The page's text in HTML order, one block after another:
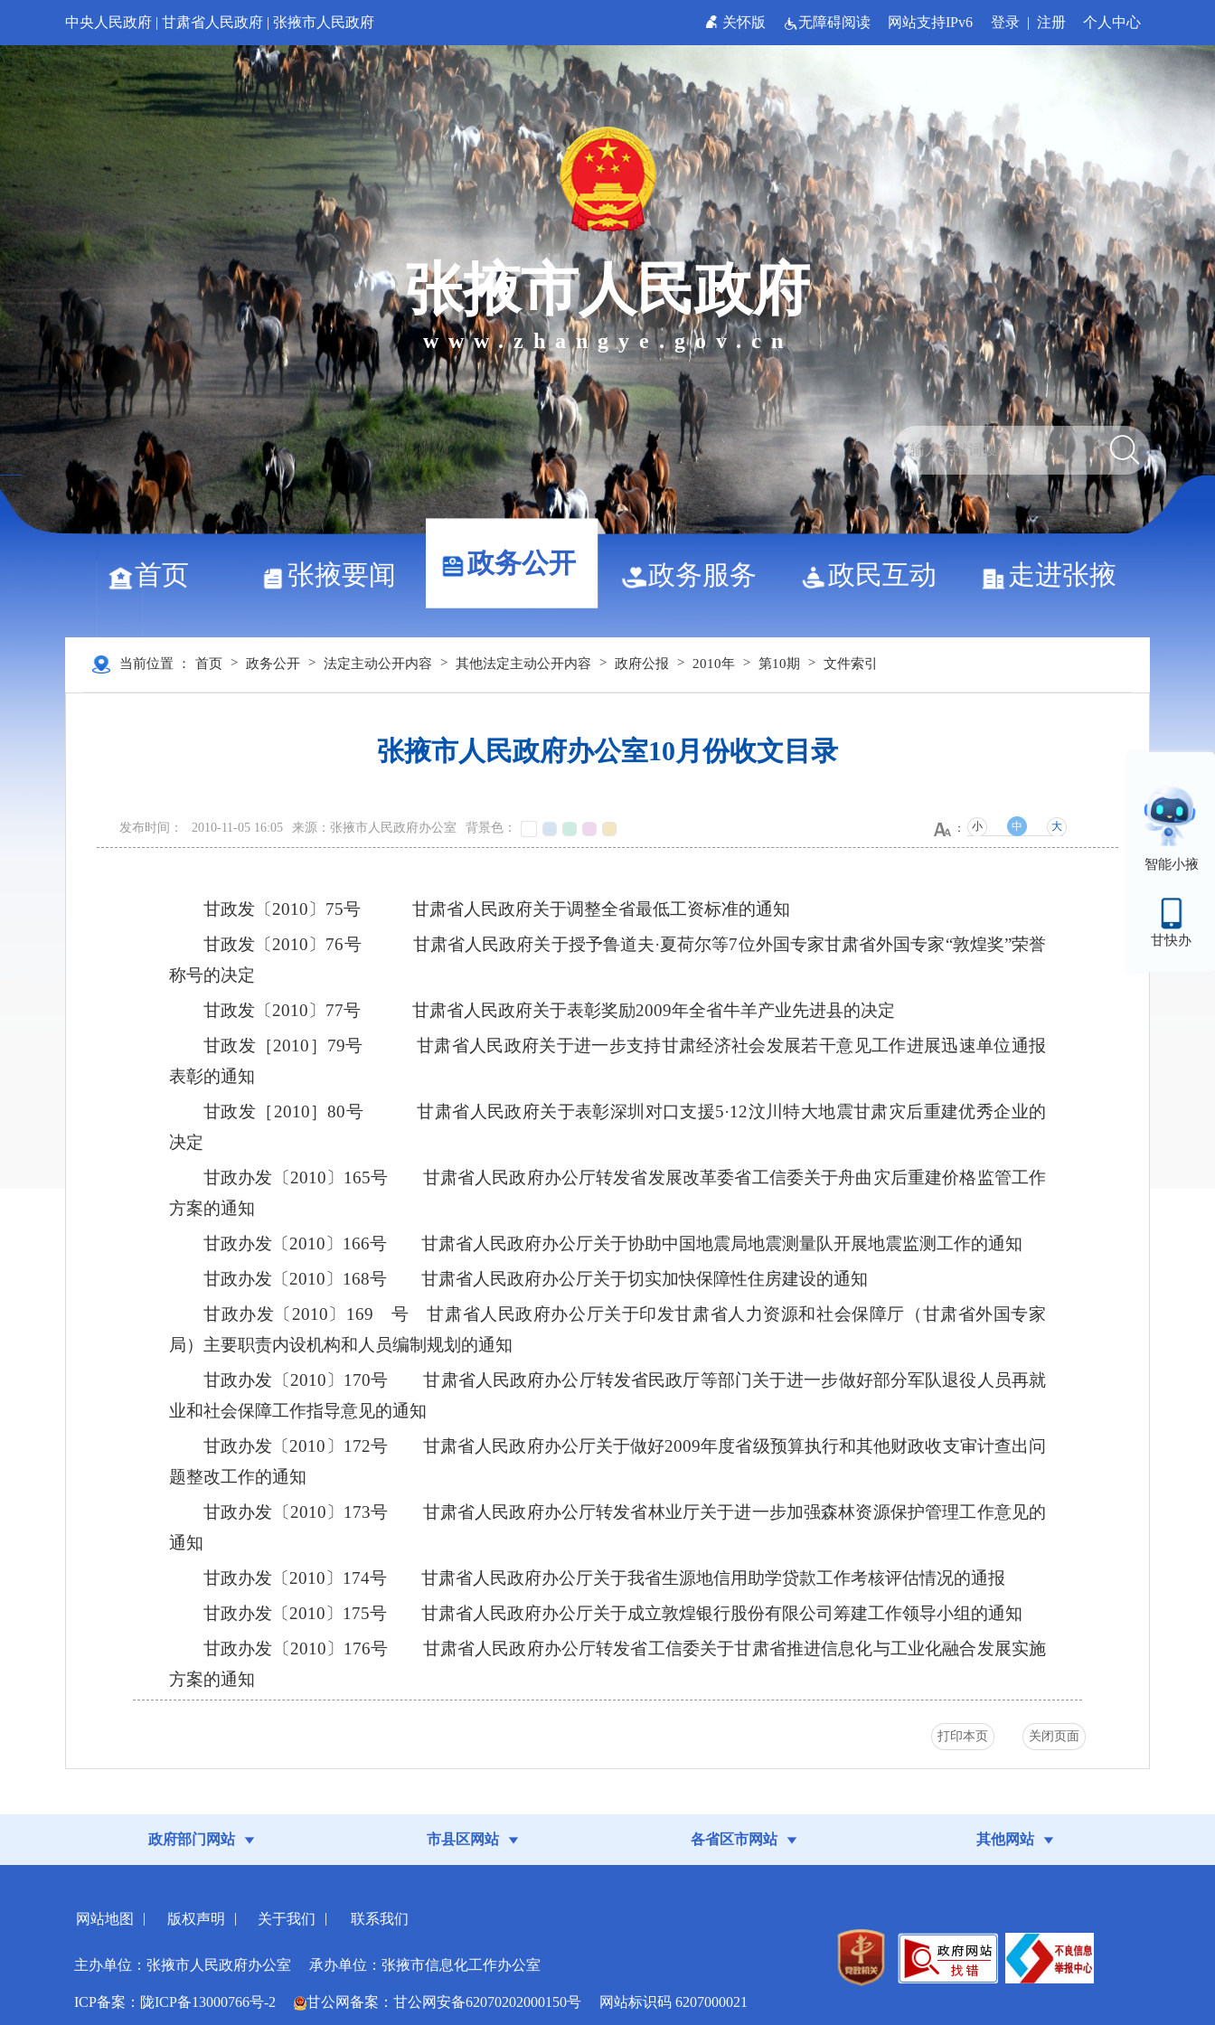
中央人民政府 | 甘肃省人民政府 | 张掖市人民政府 关怀版 无障碍阅读 网站支持IPv6 登录 | 注册 个人中心
张掖市人民政府
www.zhangye.gov.cn
首页 张掖要闻 政务公开 政务服务 政民互动 走进张掖
智能小掖
甘快办
当前位置 ： 首页 > 政务公开 > 法定主动公开内容 > 其他法定主动公开内容 > 政府公报 > 2010年 > 第10期 > 文件索引
张掖市人民政府办公室10月份收文目录
发布时间： 2010-11-05 16:05 来源：张掖市人民政府办公室 背景色： ： 小 中 大
甘政发〔2010〕75号 甘肃省人民政府关于调整全省最低工资标准的通知
甘政发〔2010〕76号 甘肃省人民政府关于授予鲁道夫·夏荷尔等7位外国专家甘肃省外国专家“敦煌奖”荣誉
称号的决定
甘政发〔2010〕77号 甘肃省人民政府关于表彰奖励2009年全省牛羊产业先进县的决定
甘政发［2010］79号 甘肃省人民政府关于进一步支持甘肃经济社会发展若干意见工作进展迅速单位通报
表彰的通知
甘政发［2010］80号 甘肃省人民政府关于表彰深圳对口支援5·12汶川特大地震甘肃灾后重建优秀企业的
决定
甘政办发〔2010〕165号 甘肃省人民政府办公厅转发省发展改革委省工信委关于舟曲灾后重建价格监管工作
方案的通知
甘政办发〔2010〕166号 甘肃省人民政府办公厅关于协助中国地震局地震测量队开展地震监测工作的通知
甘政办发〔2010〕168号 甘肃省人民政府办公厅关于切实加快保障性住房建设的通知
甘政办发〔2010〕169 号 甘肃省人民政府办公厅关于印发甘肃省人力资源和社会保障厅（甘肃省外国专家
局）主要职责内设机构和人员编制规划的通知
甘政办发〔2010〕170号 甘肃省人民政府办公厅转发省民政厅等部门关于进一步做好部分军队退役人员再就
业和社会保障工作指导意见的通知
甘政办发〔2010〕172号 甘肃省人民政府办公厅关于做好2009年度省级预算执行和其他财政收支审计查出问
题整改工作的通知
甘政办发〔2010〕173号 甘肃省人民政府办公厅转发省林业厅关于进一步加强森林资源保护管理工作意见的
通知
甘政办发〔2010〕174号 甘肃省人民政府办公厅关于我省生源地信用助学贷款工作考核评估情况的通报
甘政办发〔2010〕175号 甘肃省人民政府办公厅关于成立敦煌银行股份有限公司筹建工作领导小组的通知
甘政办发〔2010〕176号 甘肃省人民政府办公厅转发省工信委关于甘肃省推进信息化与工业化融合发展实施
方案的通知
打印本页 关闭页面
政府部门网站 市县区网站 各省区市网站 其他网站
网站地图 | 版权声明 | 关于我们 | 联系我们
主办单位：张掖市人民政府办公室 承办单位：张掖市信息化工作办公室
ICP备案：陇ICP备13000766号-2 甘公网备案：甘公网安备62070202000150号 网站标识码 6207000021